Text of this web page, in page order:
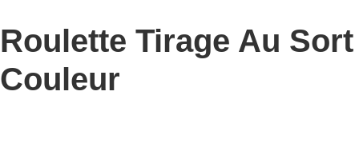
Roulette Tirage Au Sort
Couleur